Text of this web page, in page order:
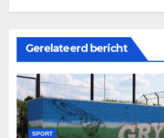
Gerelateerd bericht
SPORT